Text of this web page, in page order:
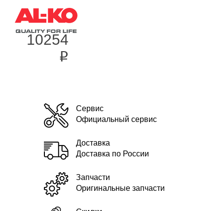
10254
i
Сервис
Официальный сервис
Доставка
Доставка по России
Запчасти
Оригинальные запчасти